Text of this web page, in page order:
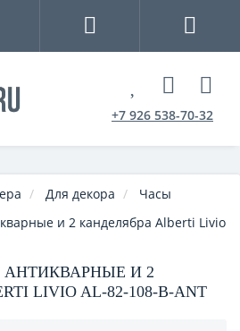
+7 926 538-70-32
Для декора Часы
И 2
LIVIO AL-82-108-B-ANT